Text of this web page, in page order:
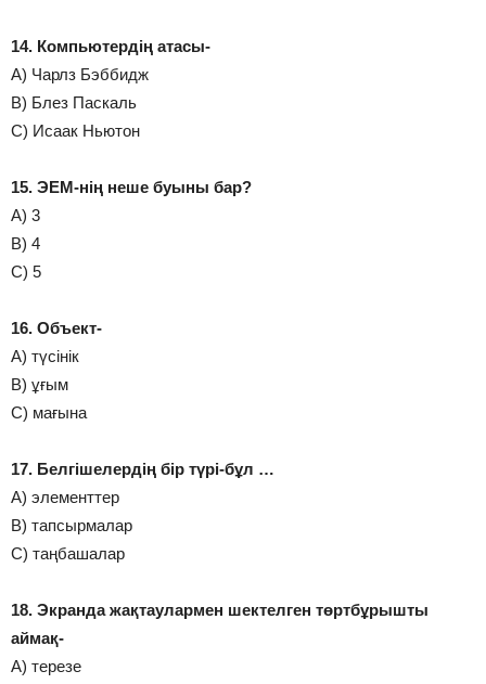
14. Компьютердің атасы-
А) Чарлз Бэббидж
В) Блез Паскаль
С) Исаак Ньютон
15. ЭЕМ-нің неше буыны бар?
А) 3
В) 4
С) 5
16. Объект-
А) түсінік
В) ұғым
С) мағына
17. Белгішелердің бір түрі-бұл …
А) элементтер
В) тапсырмалар
С) таңбашалар
18. Экранда жақтаулармен шектелген төртбұрышты
аймақ-
А) терезе